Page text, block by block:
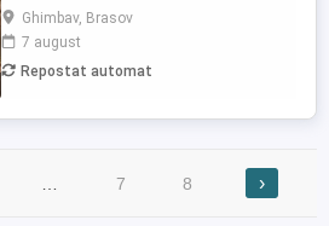
producatoare de carton ondulat)-
responsabil cu întreținerea și repararea
instalațiilor și utilajelor industriale care
includ și elemente mecanice și electrice
principale: - monitorizeaza și execută ...
Ghimbav, Brasov
7 august
Repostat automat
7 8 ›